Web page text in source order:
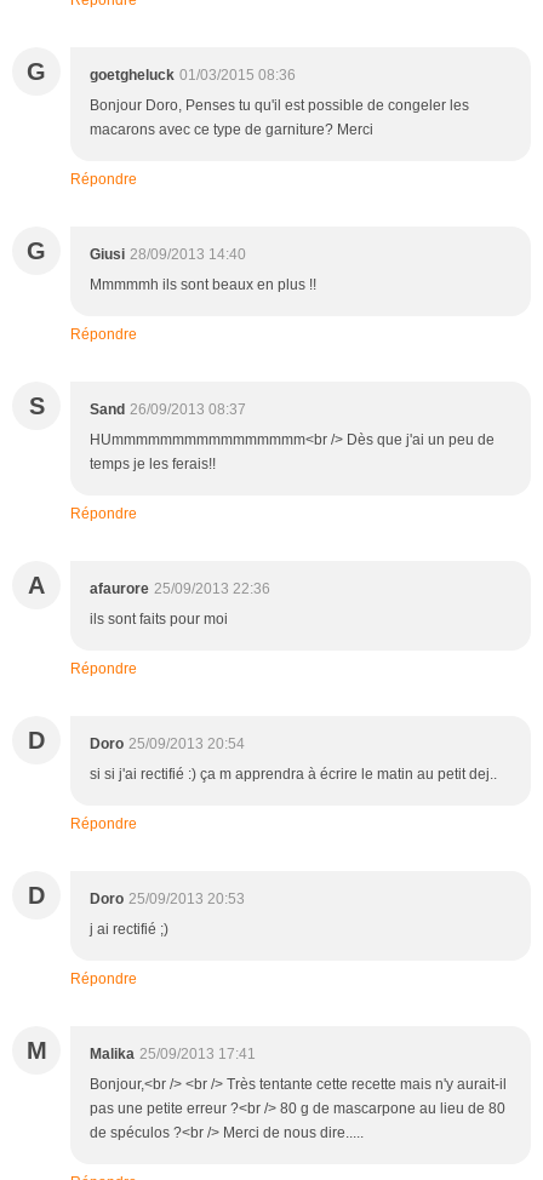
G goetgheluck 01/03/2015 08:36
Bonjour Doro, Penses tu qu'il est possible de congeler les
macarons avec ce type de garniture? Merci
Répondre
G Giusi 28/09/2013 14:40
Mmmmmh ils sont beaux en plus !!
Répondre
S Sand 26/09/2013 08:37
HUmmmmmmmmmmmmmmmm<br /> Dès que j'ai un peu de
temps je les ferais!!
Répondre
A afaurore 25/09/2013 22:36
ils sont faits pour moi
Répondre
D Doro 25/09/2013 20:54
si si j'ai rectifié :) ça m apprendra à écrire le matin au petit dej..
Répondre
D Doro 25/09/2013 20:53
j ai rectifié ;)
Répondre
M Malika 25/09/2013 17:41
Bonjour,<br /> <br /> Très tentante cette recette mais n'y aurait-il
pas une petite erreur ?<br /> 80 g de mascarpone au lieu de 80
de spéculos ?<br /> Merci de nous dire.....